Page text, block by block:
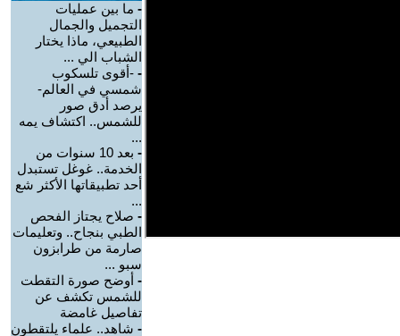
- ما بين عمليات
التجميل والجمال
الطبيعي، ماذا يختار
الشباب الي ...
- -أقوى تلسكوب
شمسي في العالم-
يرصد أدق صور
للشمس.. اكتشاف يمه
...
-
بعد 10 سنوات من
الخدمة.. غوغل تستبدل
أحد تطبيقاتها الأكثر شع
...
- صلاح يجتاز الفحص
الطبي بنجاح.. وتعليمات
صارمة من طرابزون
سبو ...
- أوضح صورة التقطت
للشمس تكشف عن
تفاصيل غامضة
- شاهد.. علماء يلتقطون